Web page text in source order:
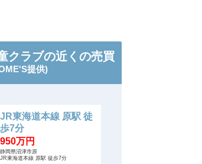
クラブの近くの売買
提供)
JR東海道本線 原駅 徒
歩7分
950万円
静岡県沼津市原
JR東海道本線 原駅 徒歩7分